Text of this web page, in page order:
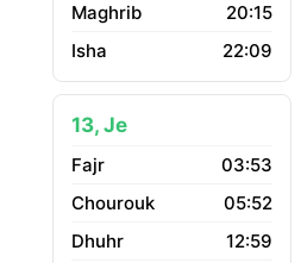
20:15
22:09
13, Je
03:53
05:52
12:59